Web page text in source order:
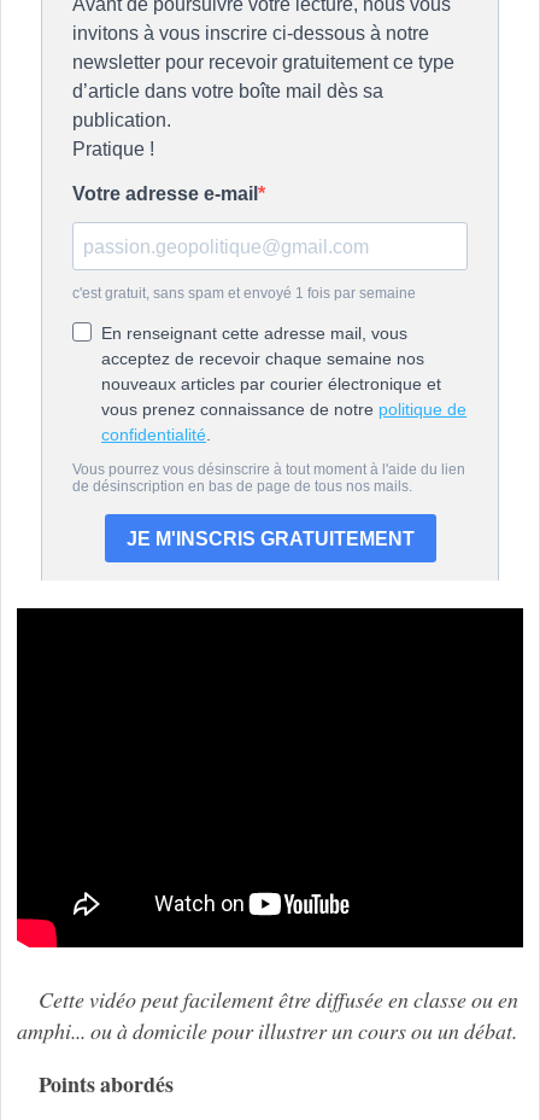
Cette vidéo peut facilement être diffusée en classe ou en
amphi... ou à domicile pour illustrer un cours ou un débat.
Points abordés